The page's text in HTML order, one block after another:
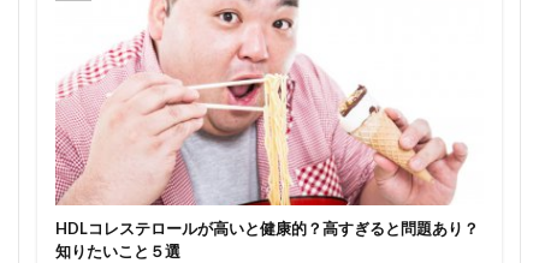
HDLコレステロールが高いと健康的？高すぎると問題あり？
知りたいこと５選